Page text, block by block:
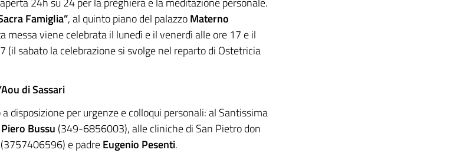
Famiglia”, al quinto piano del palazzoMaterno
messa viene celebrata il lunedì e il venerdì alle ore 17 e il
(il sabato la celebrazione si svolge nel reparto di Ostetricia
di Sassari
disposizione per urgenze e colloqui personali: al Santissima
Bussu (349-6856003), alle cliniche di San Pietro don
(3757406596) e padreEugenio Pesenti.